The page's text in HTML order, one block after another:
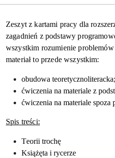
Zeszyt z kartami pracy dla
zagadnień z podstawy
wszystkim rozumienie
materiał to przede wszystkim:
obudowa teoretycznoliteracka;
ćwiczenia na materiale z
ćwiczenia na materiale spoza
Spis treści:
Teorii trochę
Książęta i rycerze